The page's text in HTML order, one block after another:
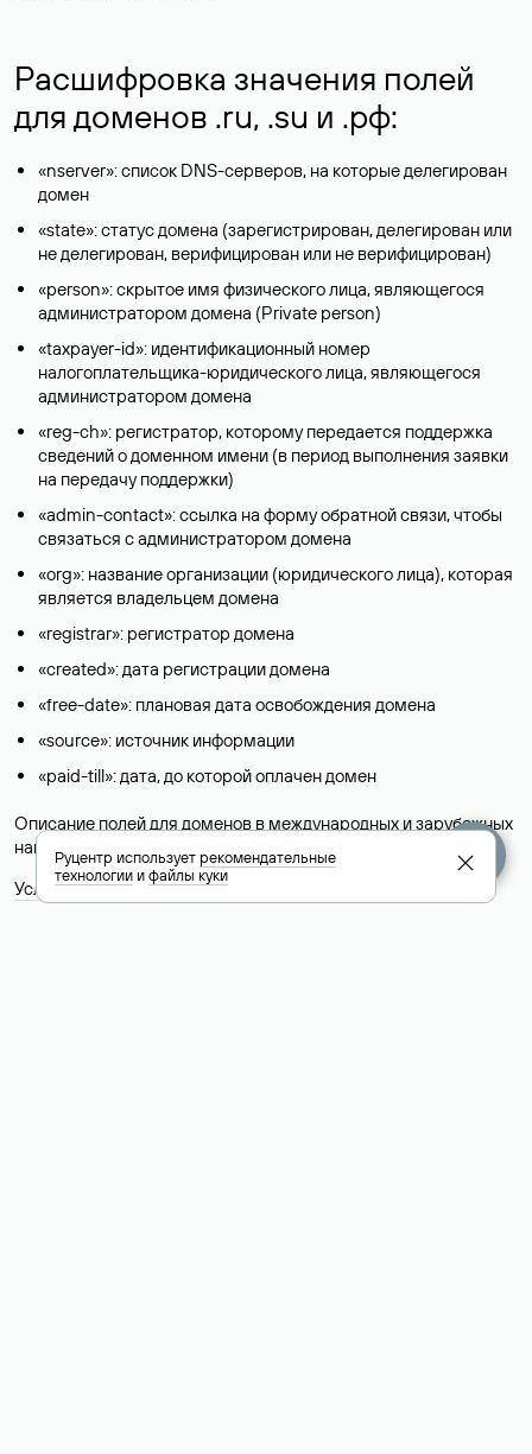
Расшифровка значения полей
для доменов .ru, .su и .рф:
«nserver»: список DNS-серверов, на которые делегирован
домен
«state»: статус домена (зарегистрирован, делегирован или
не делегирован, верифицирован или не верифицирован)
«person»: скрытое имя физического лица, являющегося
администратором домена (Privatе person)
«taxpayer-id»: идентификационный номер
налогоплательщика-юридического лица, являющегося
администратором домена
«reg-ch»: регистратор, которому передается поддержка
сведений о доменном имени (в период выполнения заявки
на передачу поддержки)
«admin-contact»: ссылка на форму обратной связи, чтобы
связаться с администратором домена
«org»: название организации (юридического лица), которая
является владельцем домена
«registrar»: регистратор домена
«created»: дата регистрации домена
«free-date»: плановая дата освобождения домена
«source»: источник информации
«paid-till»: дата, до которой оплачен домен
Описание полей для доменов в международных и зарубежных
национальных доменах представлены в разделе «
».
Условия использования Whois-сервиса
Руцентр используетрекомендательные
технологииифайлы куки